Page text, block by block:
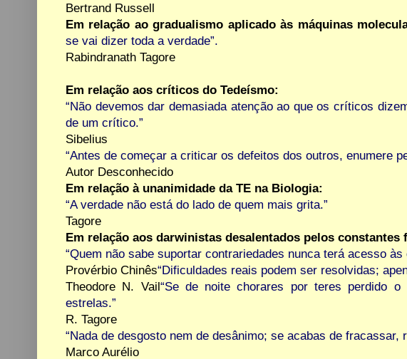
Bertrand Russell
Em relação ao gradualismo aplicado às máquinas
se vai dizer toda a verdade”.
Rabindranath Tagore
Em relação aos críticos do Tedeísmo:
“Não devemos dar demasiada atenção ao que os críticos
de um crítico.”
Sibelius
“Antes de começar a criticar os defeitos dos outros, enumere
Autor Desconhecido
Em relação à unanimidade da TE na Biologia:
“A verdade não está do lado de quem mais grita.”
Tagore
Em relação aos darwinistas desalentados pelos constantes
“Quem não sabe suportar contrariedades nunca terá acesso às
Provérbio Chinês“Dificuldades reais podem ser resolvidas;
Theodore N. Vail“Se de noite chorares por teres perdido
estrelas.”
R. Tagore
“Nada de desgosto nem de desânimo; se acabas de fracassar,
Marco Aurélio